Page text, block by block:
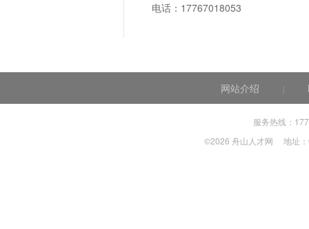
电话：17767018053
网站介绍
服务热线：
©2026 舟山人才网
地址